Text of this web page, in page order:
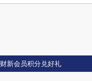
财新会员积分兑好礼